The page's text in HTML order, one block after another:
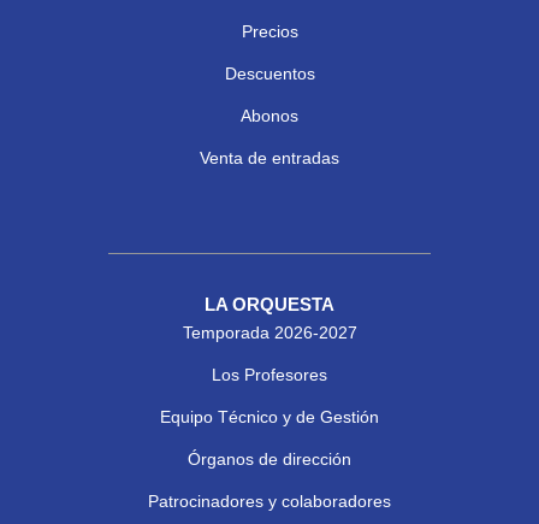
Precios
Descuentos
Abonos
Venta de entradas
LA ORQUESTA
Temporada 2026-2027
Los Profesores
Equipo Técnico y de Gestión
Órganos de dirección
Patrocinadores y colaboradores